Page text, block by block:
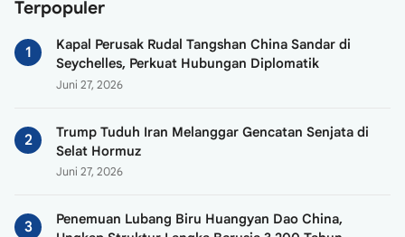
Terpopuler
Kapal Perusak Rudal Tangshan China Sandar di
Seychelles, Perkuat Hubungan Diplomatik
Juni 27, 2026
Trump Tuduh Iran Melanggar Gencatan Senjata di
Selat Hormuz
Juni 27, 2026
Penemuan Lubang Biru Huangyan Dao China,